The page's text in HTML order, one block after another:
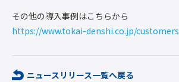
その他の導入事例はこちらから
https://www.tokai-denshi.co.jp/customers
ニュースリリース一覧へ戻る